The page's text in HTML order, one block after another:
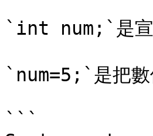
`int num;`是宣
`num=5;`是把數
```